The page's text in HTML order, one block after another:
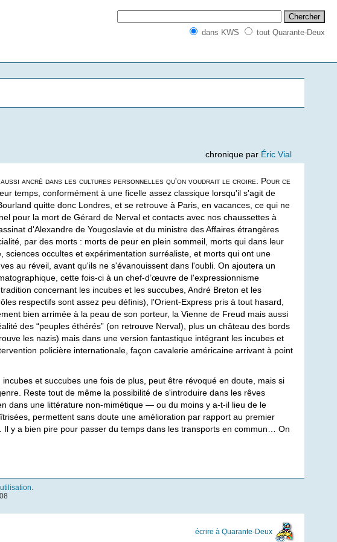
dans KWS tout Quarante-Deux
chronique par Éric Vial
ancré dans les cultures personnelles qu'on voudrait le croire. Pour ce
temps, conformément à une ficelle assez classique lorsqu'il s'agit de
quitte donc Londres, et se retrouve à Paris, en vacances, ce qui ne
pour la mort de Gérard de Nerval et contacts avec nos chaussettes à
d'Alexandre de Yougoslavie et du ministre des Affaires étrangères
par des morts : morts de peur en plein sommeil, morts qui dans leur
occultes et expérimentation surréaliste, et morts qui ont une
au réveil, avant qu'ils ne s'évanouissent dans l'oubli. On ajoutera un
cette fois-ci à un chef-d’œuvre de l'expressionnisme
concernant les incubes et les succubes, André Breton et les
respectifs sont assez peu définis), l'Orient-Express pris à tout hasard,
bien arrimée à la peau de son porteur, la Vienne de Freud mais aussi
des “peuples éthérés” (on retrouve Nerval), plus un château des bords
les nazis) mais dans une version fantastique intégrant les incubes et
policière internationale, façon cavalerie américaine arrivant à point
et succubes une fois de plus, peut être révoqué en doute, mais si
Reste tout de même la possibilité de s'introduire dans les rêves
dans une littérature non-mimétique — ou du moins y a-t-il lieu de le
permettent sans doute une amélioration par rapport au premier
y a bien pire pour passer du temps dans les transports en commun… On
.
écrire à Quarante-Deux